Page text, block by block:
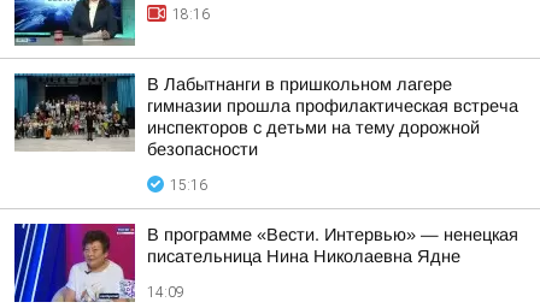
18:16
В Лабытнанги в пришкольном лагере
гимназии прошла профилактическая встреча
инспекторов с детьми на тему дорожной
безопасности
15:16
В программе «Вести. Интервью» — ненецкая
писательница Нина Николаевна Ядне
14:09